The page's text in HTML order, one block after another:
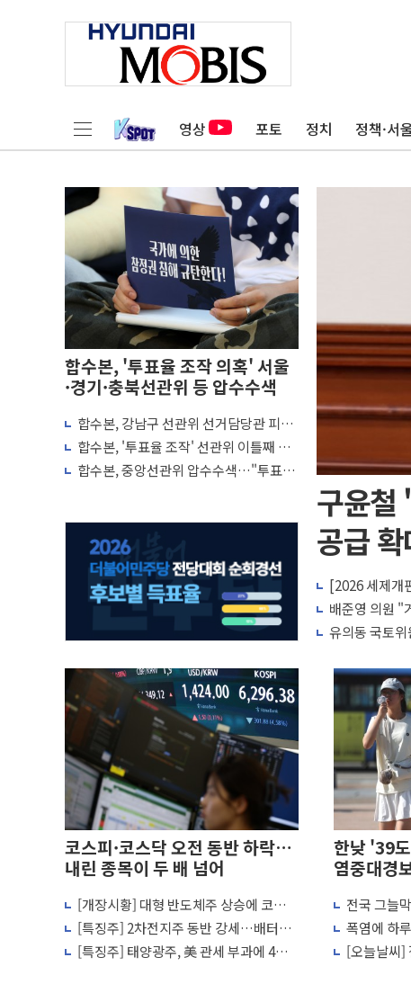
영상 포토 정치 정책·서
합수본, '투표율 조작 의혹' 서울
·경기·충북선관위 등 압수수색
합수본, 강남구 선관위 선거담당관 피의
자 조사
합수본, '투표율 조작' 선관위 이틀째 압
색…선관위 직원 메신저 영장은 기각
합수본, 중앙선관위 압수수색…"투표율
구윤철
공급
[2026 세제개
배준영 의원 "
유의동 국토
코스피·코스닥 오전 동반 하락…
내린 종목이 두 배 넘어
[개장시황] 대형 반도체주 상승에 코스
피, 장 초반 1%대 반등
[특징주] 2차전지주 동반 강세…배터리3
사 일제히 상승
[특징주] 태양광주, 美 관세 부과에 4%
한낮 '39
염중대경
전국 그늘
다...폭염
폭염에 하
사망자 23
[오늘날씨]
전남광주 화정역 인근 도로 4중 추돌…1명
청도 문수리 야산서 산불 진화 중...진화헬
'해병 순직 책임' 임성근 전 사단장 항소심